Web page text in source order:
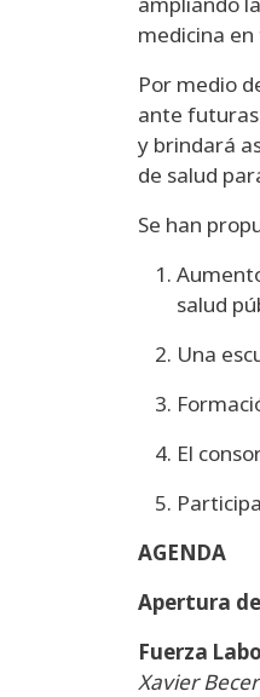
medicina
Por medio
ante futuras
y brindará
de salud
Se han
salud
Una
El
AGENDA
Apertura
Fuerza
Xavier